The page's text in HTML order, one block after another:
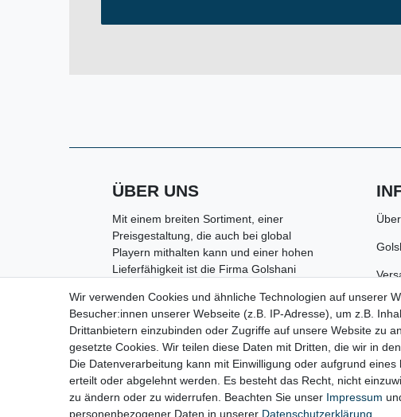
ÜBER UNS
Mit einem breiten Sortiment, einer
Preisgestaltung, die auch bei global
Playern mithalten kann und einer hohen
Lieferfähigkeit ist die Firma Golshani
Partner rund um den Bereich
Maschinen, Handwerkzeuge,
Arbeitsschutz sowie Werkstatt- und
Industriebedarf.
Wir verwenden Cookies und ähnliche Technologien auf unserer
Besucher:innen unserer Webseite (z.B. IP-Adresse), um z.B.
Drittanbietern einzubinden oder Zugriffe auf unsere Website zu
gesetzte Cookies. Wir teilen diese Daten mit Dritten, die wir in
Die Datenverarbeitung kann mit Einwilligung oder aufgrund
erteilt oder abgelehnt werden. Es besteht das Recht, nicht
zu ändern oder zu widerrufen. Beachten Sie unser Impressum
personenbezogener Daten in unserer Daten­schutz­erklärung